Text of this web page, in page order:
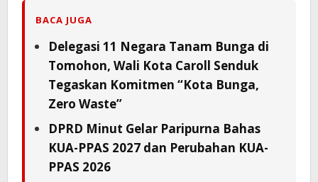
BACA JUGA
Delegasi 11 Negara Tanam Bunga di
Tomohon, Wali Kota Caroll Senduk
Tegaskan Komitmen “Kota Bunga,
Zero Waste”
DPRD Minut Gelar Paripurna Bahas
KUA-PPAS 2027 dan Perubahan KUA-
PPAS 2026